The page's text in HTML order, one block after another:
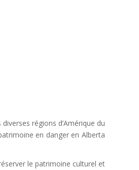
régions d’Amérique du
en danger en Alberta
le patrimoine culturel et